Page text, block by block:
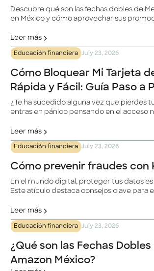
Descubre qué son las fechas dobles de
en México y cómo aprovechar sus
beneficio adicional.
Leer más
Educación financiera July 23, 2026
Cómo Bloquear Mi Tarjeta
Rápida y Fácil: Guía Paso a
¿Te ha sucedido alguna vez que pierdes
entras en pánico pensando en el acceso
ayudarte. En este artículo, te ofrecemos
a paso sobre cómo bloquear tu tarjeta
y sencilla.
Leer más
Educación financiera July 23, 2026
Cómo prevenir fraudes con
En el mundo digital, proteger tus datos es
Este atículo destaca consejos clave para
hasta usar tarjetas digitales de un solo
la importancia de no compartir
confidencial, verificar comunicaciones y
Leer más
Educación financiera July 23, 2026
¿Qué son las Fechas Dobles
Amazon México?